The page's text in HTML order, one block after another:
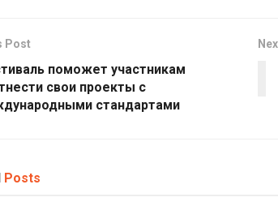
Post
поможет участникам
свои проекты с
стандартами
Posts